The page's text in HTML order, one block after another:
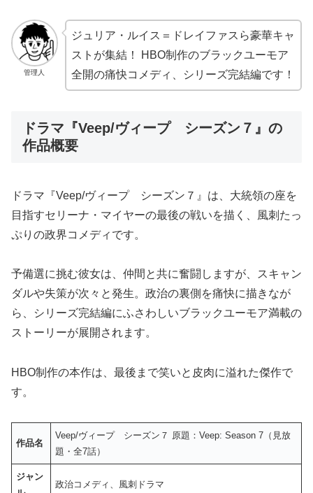
管理人
ジュリア・ルイス＝ドレイファスら豪華キャ
ストが集結！ HBO制作のブラックユーモア
全開の痛快コメディ、シリーズ完結編です！
ドラマ『Veep/ヴィープ シーズン７』の
作品概要
ドラマ『Veep/ヴィープ シーズン７』は、大統領の座を
目指すセリーナ・マイヤーの最後の戦いを描く、風刺たっ
ぷりの政界コメディです。
予備選に挑む彼女は、仲間と共に奮闘しますが、スキャン
ダルや失策が次々と発生。政治の裏側を痛快に描きなが
ら、シリーズ完結編にふさわしいブラックユーモア満載の
ストーリーが展開されます。
HBO制作の本作は、最後まで笑いと皮肉に溢れた傑作で
す。
作品名
Veep/ヴィープ シーズン７ 原題：Veep: Season 7（見放
題・全7話）
ジャン
政治コメディ、風刺ドラマ